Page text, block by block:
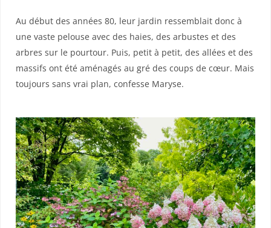
Au début des années 80, leur jardin ressemblait donc à
une vaste pelouse avec des haies, des arbustes et des
arbres sur le pourtour. Puis, petit à petit, des allées et des
massifs ont été aménagés au gré des coups de cœur. Mais
toujours sans vrai plan, confesse Maryse.